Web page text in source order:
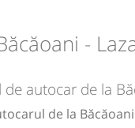
Zile de circulație:
L MM J V S D
-
autocar de la
de la Băcăoani